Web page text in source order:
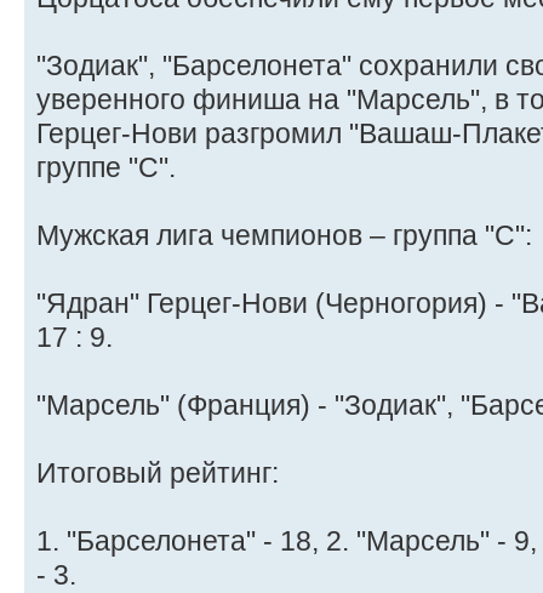
"Зодиак", "Барселонета" сохранили
уверенного финиша на "Марсель", в
Герцег-Нови разгромил "Вашаш-
группе "С".
Мужская лига чемпионов – группа "C":
"Ядран" Герцег-Нови (Черногория) -
17 : 9.
"Марсель" (Франция) - "Зодиак",
Итоговый рейтинг:
1. "Барселонета" - 18, 2. "Марсель" -
- 3.